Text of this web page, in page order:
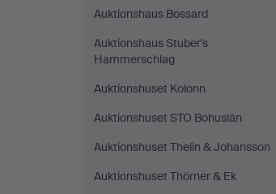
Auktionshaus Bossard
Auktionshaus Stuber's
Hammerschlag
Auktionshuset Kolonn
Auktionshuset STO Bohuslän
Auktionshuset Thelin & Johansson
Auktionshuset Thörner & Ek